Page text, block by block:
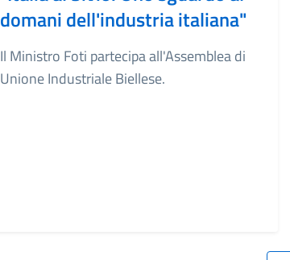
domani dell'industria italiana"
Il Ministro Foti partecipa all'Assemblea di
Unione Industriale Biellese.